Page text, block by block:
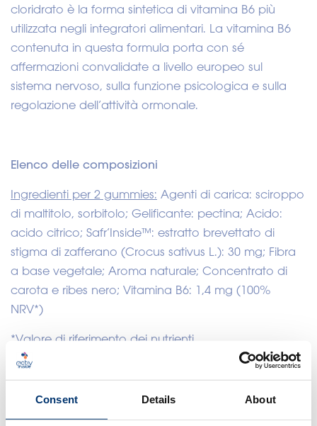
Consent Details About
cloridrato è la forma sintetica di vitamina B6 più
utilizzata negli integratori alimentari. La vitamina B6
contenuta in questa formula porta con sé
affermazioni convalidate a livello europeo sul
sistema nervoso, sulla funzione psicologica e sulla
regolazione dell’attività ormonale.
Elenco delle composizioni
Ingredienti per 2 gummies: Agenti di carica: sciroppo
di maltitolo, sorbitolo; Gelificante: pectina; Acido:
acido citrico; Safr’Inside™: estratto brevettato di
stigma di zafferano (Crocus sativus L.): 30 mg; Fibra
a base vegetale; Aroma naturale; Concentrato di
carota e ribes nero; Vitamina B6: 1,4 mg (100%
NRV*)
*Valore di riferimento dei nutrienti
Science
Claims data